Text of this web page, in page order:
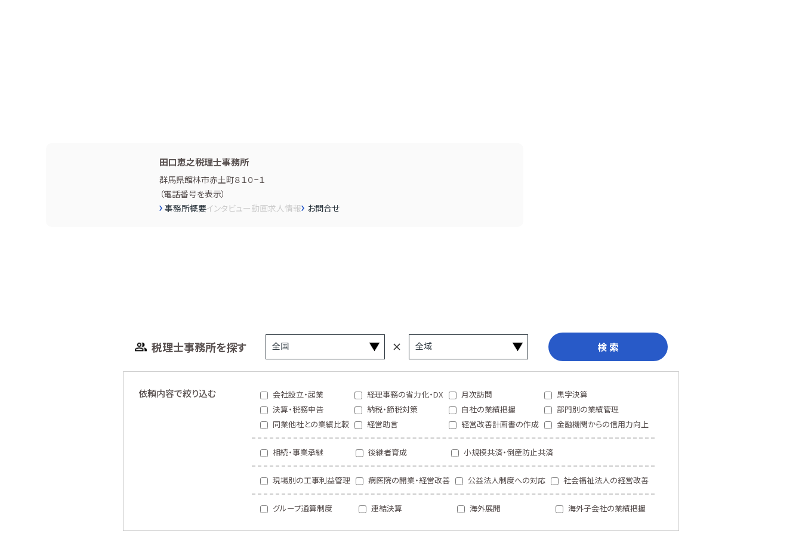
田口恵之税理士事務所
群馬県館林市赤土町８１０−１
（電話番号を表示）
事務所概要インタビュー動画求人情報 お問合せ
税理士事務所を探す 検 索
依頼内容で絞り込む 会社設立・起業 経理事務の省力化・DX 月次訪問
黒字決算
決算・税務申告
納税・節税対策 自社の業績把握
部門別の業績管理
同業他社との業績比較
経営助言 経営改善計画書の作成 金融機関からの信用力向上
相続・事業承継 後継者育成 小規模共済・倒産防止共済
現場別の工事利益管理 病医院の開業・経営改善 公益法人制度への対応 社会福祉法人の経営改善
グループ通算制度 連結決算 海外展開 海外子会社の業績把握